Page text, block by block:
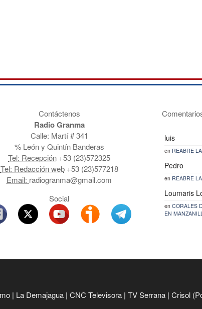
Contáctenos
Radio Granma
Calle: Martí # 341
% León y Quintín Banderas
Tel: Recepción +53 (23)572325
Tel: Redacción web+53 (23)577218
Email: radiogranma@gmail.com
Social
luis
en REABRE
Pedro
en REABRE
Loumaris
en CORALES
EN
| La Demajagua | CNC Televisora | TV Serrana | Crisol